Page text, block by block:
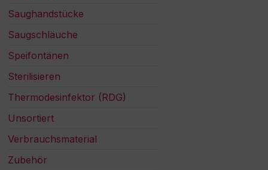
Saughandstücke
Saugschläuche
Speifontänen
Sterilisieren
Thermodesinfektor (RDG)
Unsortiert
Verbrauchsmaterial
Zubehör